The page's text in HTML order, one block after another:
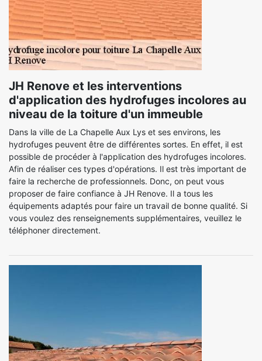
JH Renove et les interventions
d'application des hydrofuges incolores au
niveau de la toiture d'un immeuble
Dans la ville de La Chapelle Aux Lys et ses environs, les
hydrofuges peuvent être de différentes sortes. En effet, il est
possible de procéder à l'application des hydrofuges incolores.
Afin de réaliser ces types d'opérations. Il est très important de
faire la recherche de professionnels. Donc, on peut vous
proposer de faire confiance à JH Renove. Il a tous les
équipements adaptés pour faire un travail de bonne qualité. Si
vous voulez des renseignements supplémentaires, veuillez le
téléphoner directement.